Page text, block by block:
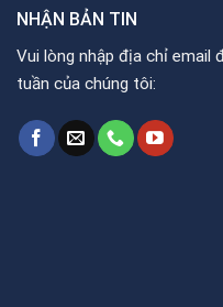
NHẬN BẢN TIN
Vui lòng nhập địa chỉ email
tuần của chúng tôi: